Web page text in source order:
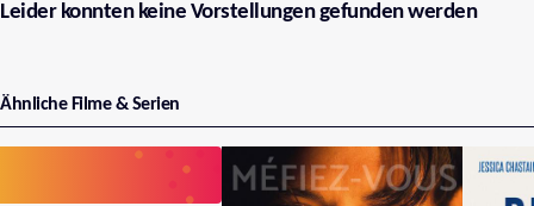
Leider konnten keine Vorstellungen gefunden werden
Ähnliche Filme & Serien